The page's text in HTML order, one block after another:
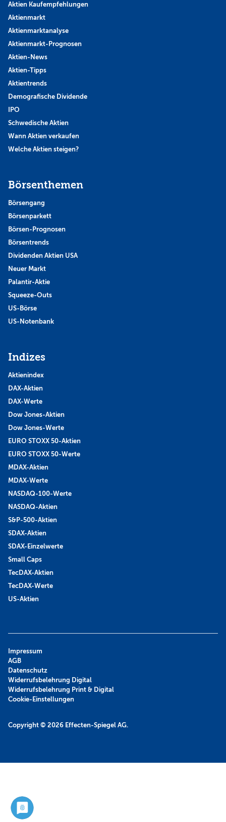
Aktien Kaufempfehlungen
Aktienmarkt
Aktienmarktanalyse
Aktienmarkt-Prognosen
Aktien-News
Aktien-Tipps
Aktientrends
Demografische Dividende
IPO
Schwedische Aktien
Wann Aktien verkaufen
Welche Aktien steigen?
Börsenthemen
Börsengang
Börsenparkett
Börsen-Prognosen
Börsentrends
Dividenden Aktien USA
Neuer Markt
Palantir-Aktie
Squeeze-Outs
US-Börse
US-Notenbank
Indizes
Aktienindex
DAX-Aktien
DAX-Werte
Dow Jones-Aktien
Dow Jones-Werte
EURO STOXX 50-Aktien
EURO STOXX 50-Werte
MDAX-Aktien
MDAX-Werte
NASDAQ-100-Werte
NASDAQ-Aktien
S&P-500-Aktien
SDAX-Aktien
SDAX-Einzelwerte
Small Caps
TecDAX-Aktien
TecDAX-Werte
US-Aktien
Copyright © 2026 Effecten-Spiegel AG.
Impressum
AGB
Datenschutz
Widerrufsbelehrung Digital
Widerrufsbelehrung Print & Digital
Cookie-Einstellungen